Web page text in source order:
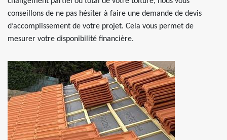
conseillons de ne pas hésiter à faire une demande de devis
d’accomplissement de votre projet. Cela vous permet de
mesurer votre disponibilité financière.